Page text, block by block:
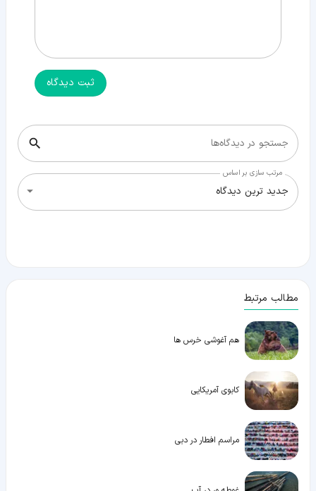
ثبت دیدگاه
جستجو در دیدگاه‌ها
مرتب سازی بر اساس
جدید ترین دیدگاه
مطالب مرتبط
هم آغوشی خرس ها
کابوی آمریکایی
مراسم افطار در دبی